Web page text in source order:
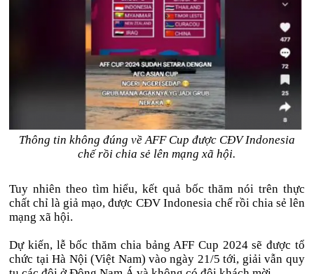
Thông tin không đúng về AFF Cup được CĐV Indonesia
chế rồi chia sẻ lên mạng xã hội.
Tuy nhiên theo tìm hiểu, kết quả bốc thăm nói trên thực
chất chỉ là giả mạo, được CĐV Indonesia chế rồi chia sẻ lên
mạng xã hội.
Dự kiến, lễ bốc thăm chia bảng AFF Cup 2024 sẽ được tổ
chức tại Hà Nội (Việt Nam) vào ngày 21/5 tới, giải vẫn quy